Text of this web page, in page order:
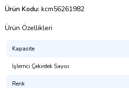
Ürün Kodu: kcm56261982
Ürün Özellikleri
Kapasite
İşlemci Çekirdek Sayısı
Renk